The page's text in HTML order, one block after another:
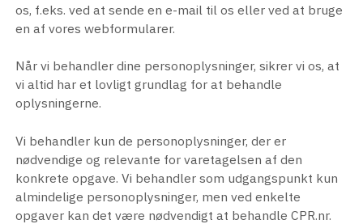
os, f.eks. ved at sende en e-mail til os eller ved at bruge
en af vores webformularer.
Når vi behandler dine personoplysninger, sikrer vi os, at
vi altid har et lovligt grundlag for at behandle
oplysningerne.
Vi behandler kun de personoplysninger, der er
nødvendige og relevante for varetagelsen af den
konkrete opgave. Vi behandler som udgangspunkt kun
almindelige personoplysninger, men ved enkelte
opgaver kan det være nødvendigt at behandle CPR.nr.